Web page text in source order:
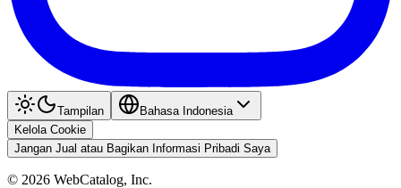
Tampilan
Bahasa Indonesia
Kelola Cookie
Jangan Jual atau Bagikan Informasi Pribadi Saya
© 2026 WebCatalog, Inc.